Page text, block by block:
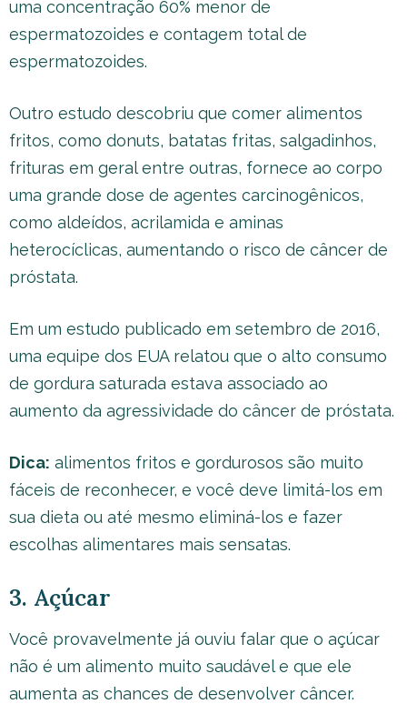
uma concentração 60% menor de
espermatozoides e contagem total de
espermatozoides.
Outro estudo descobriu que comer alimentos
fritos, como donuts, batatas fritas, salgadinhos,
frituras em geral entre outras, fornece ao corpo
uma grande dose de agentes carcinogênicos,
como aldeídos, acrilamida e aminas
heterocíclicas, aumentando o risco de câncer de
próstata.
Em um estudo publicado em setembro de 2016,
uma equipe dos EUA relatou que o alto consumo
de gordura saturada estava associado ao
aumento da agressividade do câncer de próstata.
Dica: alimentos fritos e gordurosos são muito
fáceis de reconhecer, e você deve limitá-los em
sua dieta ou até mesmo eliminá-los e fazer
escolhas alimentares mais sensatas.
3. Açúcar
Você provavelmente já ouviu falar que o açúcar
não é um alimento muito saudável e que ele
aumenta as chances de desenvolver câncer.